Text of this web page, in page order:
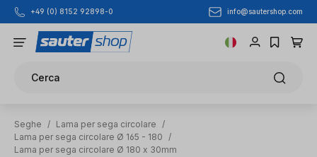
Passa al contenuto principale
+49 (0) 8152 92898-0 info@sautershop.com
Cerca
Seghe / Lama per sega circolare
/
Lama per sega circolare Ø 165 - 180
/
Lama per sega circolare Ø 180 x 30mm